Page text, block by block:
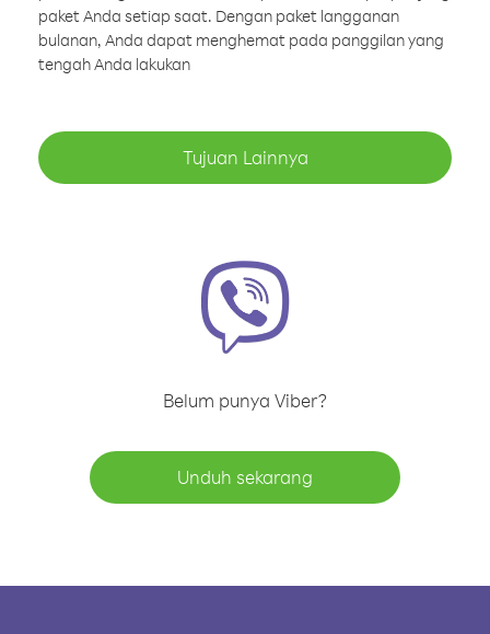
paket Anda setiap saat. Dengan paket langganan
bulanan, Anda dapat menghemat pada panggilan yang
tengah Anda lakukan
Tujuan Lainnya
Belum punya Viber?
Unduh sekarang